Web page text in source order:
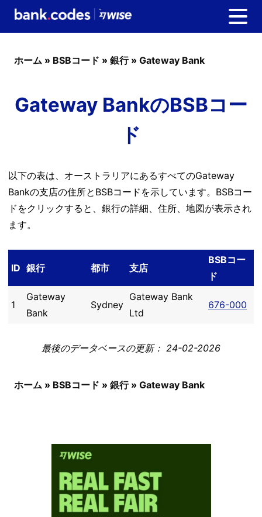
ホーム » BSBコード » 銀行» Gateway Bank
Gateway BankのBSBコー
ド
以下の表は、オーストラリアにあるすべてのGateway
Bankの支店の住所とBSBコードを示しています。BSBコー
ドをクリックすると、銀行の詳細、住所、地図が表示され
ます。
ID 銀行 都市 支店
BSBコー
ド
1
Gateway
Bank
Sydney
Gateway Bank
Ltd
676-000
最後のデータベースの更新： 24-02-2026
ホーム » BSBコード » 銀行» Gateway Bank